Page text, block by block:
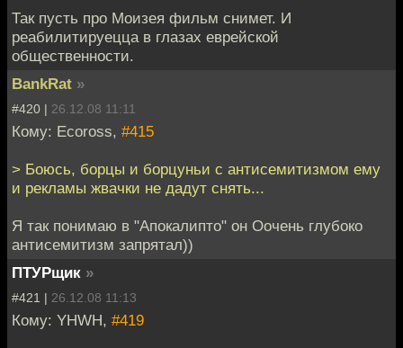
Так пусть про Моизея фильм снимет. И
реабилитируецца в глазах еврейской
общественности.
BankRat »
#420 | 26.12.08 11:11
Кому: Ecoross, #415
> Боюсь, борцы и борцуньи с антисемитизмом ему
и рекламы жвачки не дадут снять...
Я так понимаю в "Апокалипто" он Оочень глубоко
антисемитизм запрятал))
ПТУРщик »
#421 | 26.12.08 11:13
Кому: YHWH, #419